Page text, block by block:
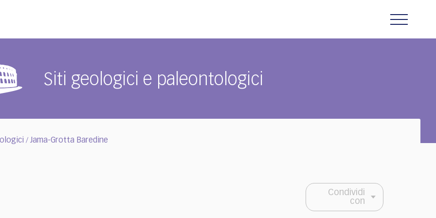
Siti geologici e paleontologici
/ Jama-Grotta Baredine
Condividi
con